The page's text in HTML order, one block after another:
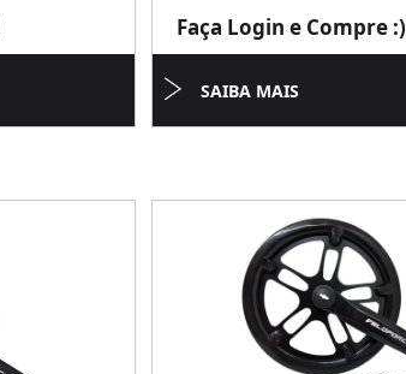
Faça Login e Compre :)
SAIBA MAIS